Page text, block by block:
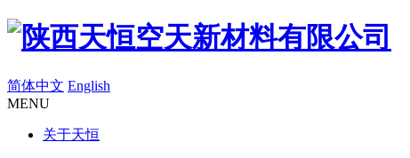
简体中文 English
MENU
关于天恒